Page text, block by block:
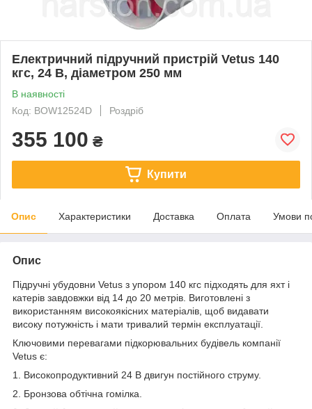
Електричний підручний пристрій Vetus 140
кгс, 24 В, діаметром 250 мм
В наявності
Код: BOW12524D
Роздріб
355 100 ₴
Купити
Опис Характеристики Доставка Оплата Умови
Опис
Підручні убудовни Vetus з упором 140 кгс підходять для яхт і
катерів завдовжки від 14 до 20 метрів. Виготовлені з
використанням високоякісних матеріалів, щоб видавати
високу потужність і мати тривалий термін експлуатації.
Ключовими перевагами підкорювальних будівель компанії
Vetus є:
1. Високопродуктивний 24 В двигун постійного струму.
2. Бронзова обтічна гомілка.